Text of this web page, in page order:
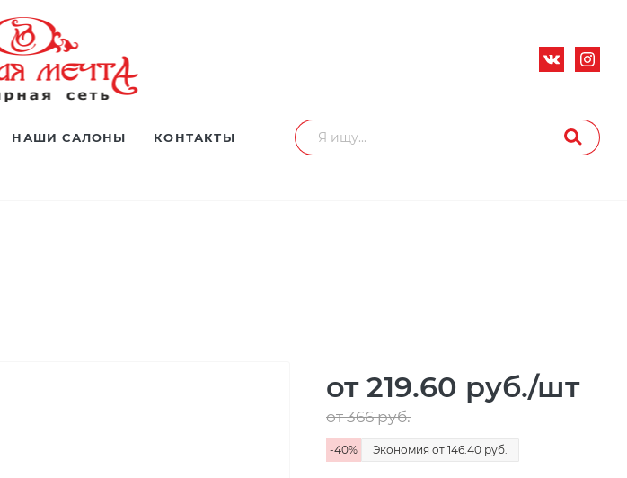
НАШИ САЛОНЫ КОНТАКТЫ
от 219.60 руб./шт
от 366руб.
-40% Экономия от 146.40 руб.